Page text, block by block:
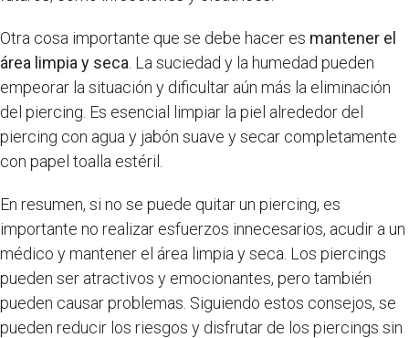
Otra cosa importante que se debe hacer es mantener el
área limpia y seca . La suciedad y la humedad pueden
empeorar la situación y dificultar aún más la eliminación
del piercing. Es esencial limpiar la piel alrededor del
piercing con agua y jabón suave y secar completamente
con papel toalla estéril.
En resumen, si no se puede quitar un piercing, es
importante no realizar esfuerzos innecesarios, acudir a un
médico y mantener el área limpia y seca. Los piercings
pueden ser atractivos y emocionantes, pero también
pueden causar problemas. Siguiendo estos consejos, se
pueden reducir los riesgos y disfrutar de los piercings sin